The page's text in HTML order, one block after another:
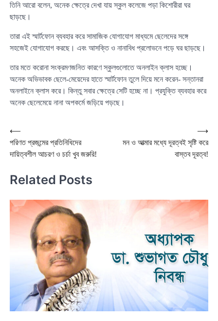
তিনি আরো বলেন, অনেক ক্ষেত্রে দেখা যায় স্কুল কলেজে পড়া কিশোরীরা ঘর
ছাড়ছে।
তারা এই স্মার্টফোন ব্যবহার করে সামাজিক যোগাযোগ মাধ্যমে ছেলেদের সঙ্গে
সহজেই যোগাযোগ করছে। এবং আসক্তি ও নানাবিধ প্রলোভনে পড়ে ঘর ছাড়ছে।
তার মতে করোনা সংক্রমণজনিত কারণে স্কুলগুলোতে অনলাইন ক্লাস হচ্ছে।
অনেক অভিভাবক ছেলে-মেয়েদের হাতে স্মার্টফোন তুলে দিয়ে মনে করেন- সন্তানরা
অনলাইনে ক্লাস করে। কিন্তু সবার ক্ষেত্রে সেটি হচ্ছে না। প্রযুক্তি ব্যবহার করে
অনেক ছেলেমেয়ে নানা অপকর্মে জড়িয়ে পড়ছে।
Post
navigation
⟵
পরিণত প্রজন্মের প্রতিনিধিদের
দায়িত্বশীল আচরণ ও চর্চা খুব জরুরি!
মন ও আত্মার মধ্যে দূরত্বই সৃষ্টি করে
বাস্তব দূরত্ব!
⟶
Related Posts